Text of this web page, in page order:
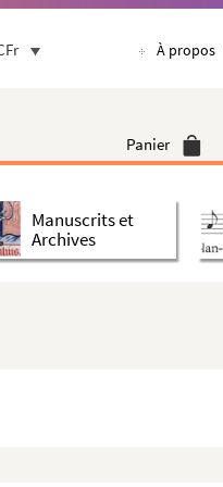
À propos
Panier
Manuscrits et
Archives